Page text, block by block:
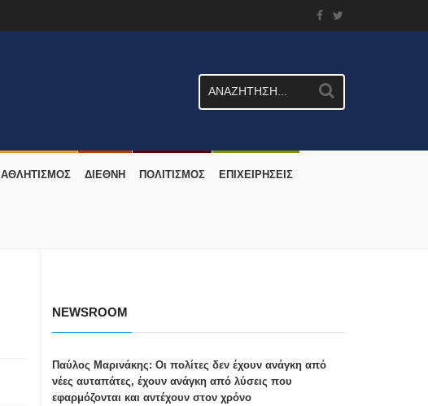
ΑΘΛΗΤΙΣΜΟΣ ΔΙΕΘΝΗ ΠΟΛΙΤΙΣΜΟΣ ΕΠΙΧΕΙΡΗΣΕΙΣ
NEWSROOM
Παύλος Μαρινάκης: Οι πολίτες δεν έχουν ανάγκη από
νέες αυταπάτες, έχουν ανάγκη από λύσεις που
εφαρμόζονται και αντέχουν στον χρόνο